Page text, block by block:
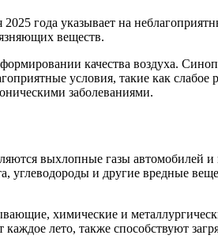
года указывает на
веществ.
качества воздуха.
условия, такие как
заболеваниями.
выхлопные газы
углеводороды и другие вредные
химические и
лето, также способствуют